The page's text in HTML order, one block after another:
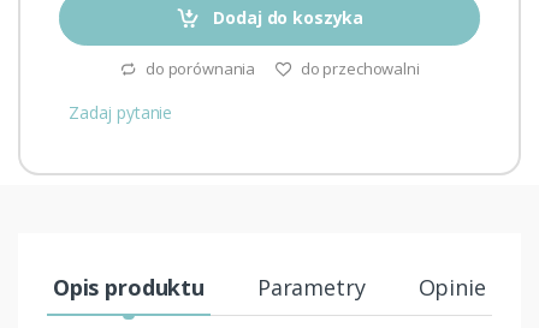
Dodaj do koszyka
do porównania do przechowalni
Zadaj pytanie
Opis produktu Parametry Opinie (2)